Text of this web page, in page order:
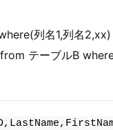
列名1,列名2,xx)
テーブルB